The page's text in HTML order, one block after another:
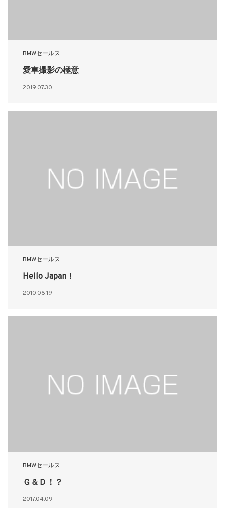
BMWセールス
愛車撮影の極意
2019.07.30
BMWセールス
Hello Japan！
2010.06.19
BMWセールス
Ｇ＆Ｄ！？
2017.04.09